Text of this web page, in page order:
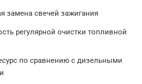
замена свечей зажигания
регулярной очистки топливной
по сравнению с дизельными